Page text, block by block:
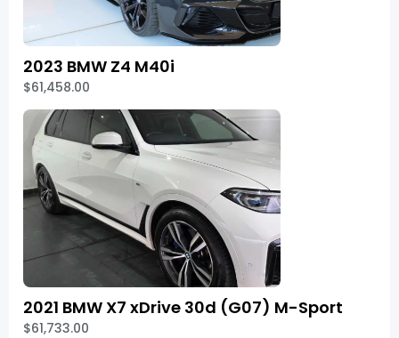
2023 BMW Z4 M40i
$61,458.00
2021 BMW X7 xDrive 30d (G07) M-Sport
$61,733.00